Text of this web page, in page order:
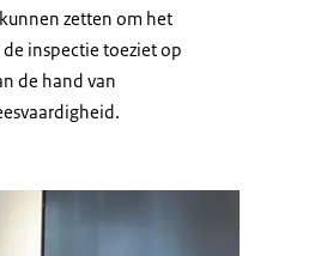
zetten om het
inspectie toeziet op
de hand van